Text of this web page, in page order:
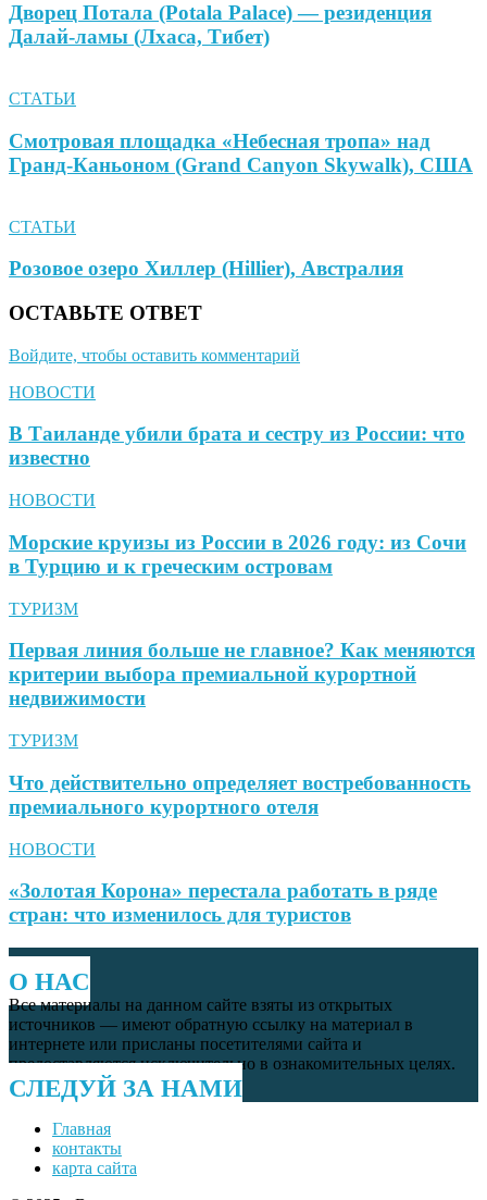
Дворец Потала (Potala Palace) — резиденция
Далай-ламы (Лхаса, Тибет)
СТАТЬИ
Смотровая площадка «Небесная тропа» над
Гранд-Каньоном (Grand Canyon Skywalk), США
СТАТЬИ
Розовое озеро Хиллер (Hillier), Австралия
ОСТАВЬТЕ ОТВЕТ
Войдите, чтобы оставить комментарий
НОВОСТИ
В Таиланде убили брата и сестру из России: что
известно
НОВОСТИ
Морские круизы из России в 2026 году: из Сочи
в Турцию и к греческим островам
ТУРИЗМ
Первая линия больше не главное? Как меняются
критерии выбора премиальной курортной
недвижимости
ТУРИЗМ
Что действительно определяет востребованность
премиального курортного отеля
НОВОСТИ
«Золотая Корона» перестала работать в ряде
стран: что изменилось для туристов
О НАС
Все материалы на данном сайте взяты из открытых
источников — имеют обратную ссылку на материал в
интернете или присланы посетителями сайта и
предоставляются исключительно в ознакомительных целях.
СЛЕДУЙ ЗА НАМИ
Главная
контакты
карта сайта